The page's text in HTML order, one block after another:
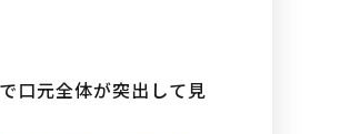
口元全体が突出して見